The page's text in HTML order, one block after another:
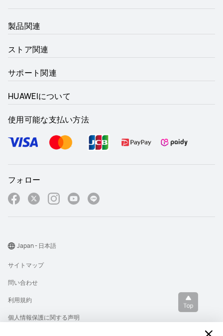
製品関連
ストア関連
サポート関連
HUAWEIについて
使用可能な支払い方法
フォロー
サイトマップ
問い合わせ
利用規約
個人情報保護に関する声明
Japan - 日本語